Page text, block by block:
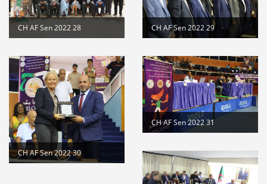
CH AF Sen 2022 28 CH AF Sen 2022 29
CH AF Sen 2022 30
CH AF Sen 2022 31